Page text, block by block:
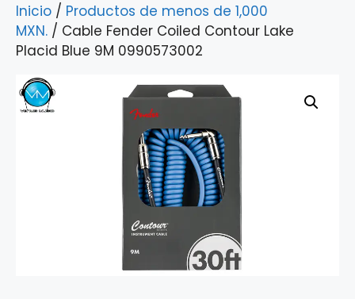
Inicio / Productos de menos de 1,000
MXN. / Cable Fender Coiled Contour Lake
Placid Blue 9M 0990573002